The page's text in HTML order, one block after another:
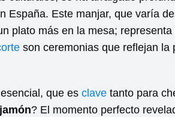
España. Este manjar, que varía
plato más en la mesa;
son ceremonias que reflejan la
que es clave tanto para
? El momento perfecto